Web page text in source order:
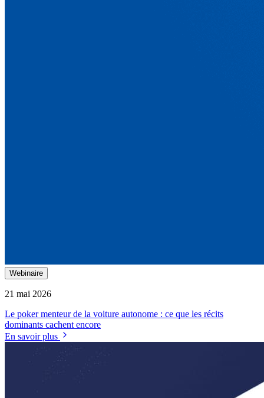
Webinaire
21 mai 2026
Le poker menteur de la voiture autonome : ce que les récits
dominants cachent encore
En savoir plus